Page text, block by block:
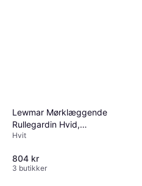
Lewmar Mørklæggende
Rullegardin Hvid,
680x780mm
Hvit
804 kr
3 butikker